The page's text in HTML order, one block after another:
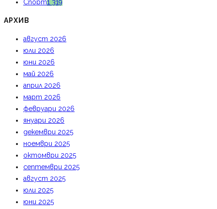
Спорт1 319
АРХИВ
август 2026
юли 2026
юни 2026
май 2026
април 2026
март 2026
февруари 2026
януари 2026
декември 2025
ноември 2025
октомври 2025
септември 2025
август 2025
юли 2025
юни 2025